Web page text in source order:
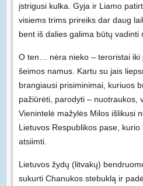
įstrigusi kulka. Gyja ir Liamo
visiems trims prireiks dar daug
bent iš dalies galima būtų vadinti
O ten… nėra nieko – teroristai iki
šeimos namus. Kartu su jais
brangiausi prisiminimai, kuriuos
pažiūrėti, parodyti – nuotraukos,
Vienintelė mažylės Milos išlikusi
Lietuvos Respublikos pase,
atsiimti.
Lietuvos žydų (litvakų)
sukurti Chanukos stebuklą ir